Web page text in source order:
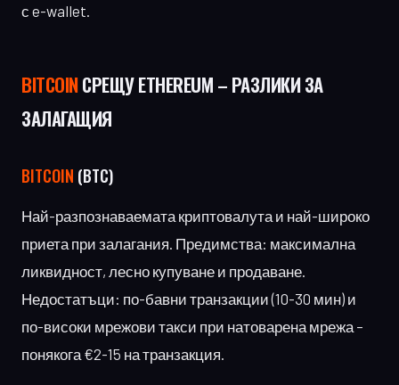
с e-wallet.
BITCOINСРЕЩУ ETHEREUM – РАЗЛИКИ ЗА
ЗАЛАГАЩИЯ
BITCOIN (BTC)
Най-разпознаваемата криптовалута и най-широко
приета при залагания. Предимства: максимална
ликвидност, лесно купуване и продаване.
Недостатъци: по-бавни транзакции (10-30 мин) и
по-високи мрежови такси при натоварена мрежа –
понякога €2-15 на транзакция.